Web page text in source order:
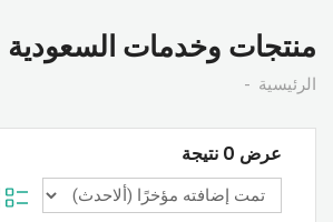
منتجات وخدمات السعودية
الرئيسية
عرض 0 نتيجة